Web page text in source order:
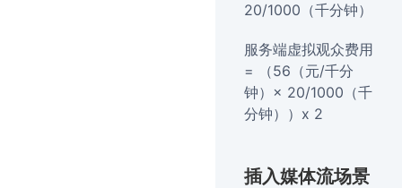
20/1000（千分钟）
服务端虚拟观众费用
= （56（元/千分
钟）× 20/1000（千
分钟））x 2
插入媒体流场景